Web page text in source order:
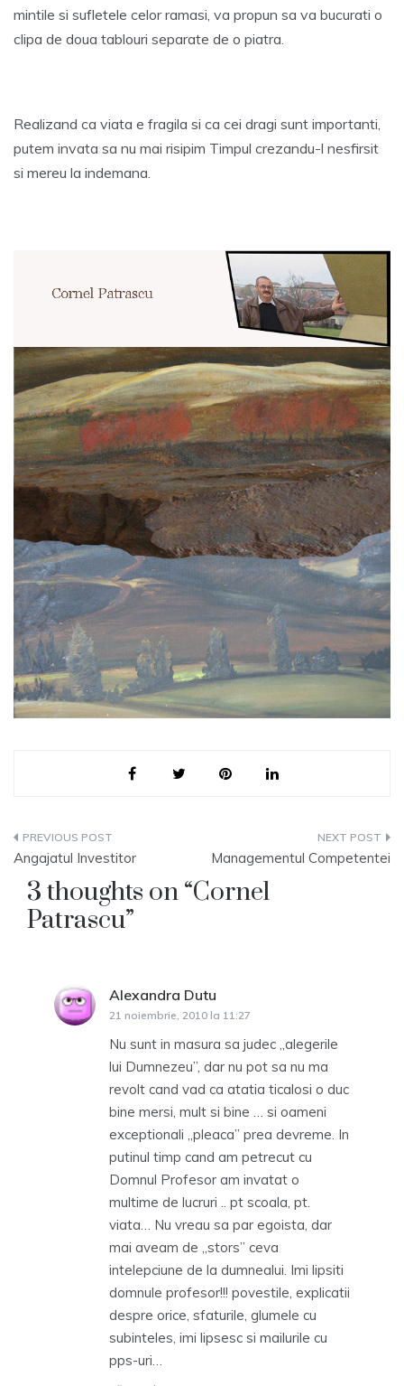
mintile si sufletele celor ramasi, va propun sa va bucurati o
clipa de doua tablouri separate de o piatra.
Realizand ca viata e fragila si ca cei dragi sunt importanti,
putem invata sa nu mai risipim Timpul crezandu-l nesfirsit
si mereu la indemana.
Navigare
în
articole
Angajatul Investitor Managementul Competentei
3 thoughts on “Cornel
Patrascu”
Alexandra Dutu
21 noiembrie, 2010 la 11:27
Nu sunt in masura sa judec „alegerile
lui Dumnezeu”, dar nu pot sa nu ma
revolt cand vad ca atatia ticalosi o duc
bine mersi, mult si bine … si oameni
exceptionali „pleaca” prea devreme. In
putinul timp cand am petrecut cu
Domnul Profesor am invatat o
multime de lucruri .. pt scoala, pt.
viata… Nu vreau sa par egoista, dar
mai aveam de „stors” ceva
intelepciune de la dumnealui. Imi lipsiti
domnule profesor!!! povestile, explicatii
despre orice, sfaturile, glumele cu
subinteles, imi lipsesc si mailurile cu
pps-uri…